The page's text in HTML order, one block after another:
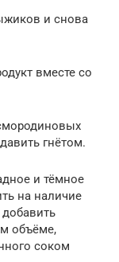
и снова
вместе со
гнётом.
и тёмное
на наличие
добавить
объёме,
соком